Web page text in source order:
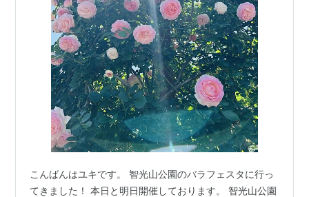
こんばんはユキです。 智光山公園のバラフェスタに行っ
てきました！ 本日と明日開催しております。 智光山公園